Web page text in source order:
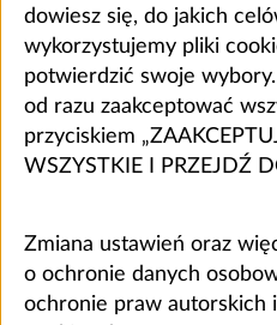
dowiesz się, do jakich
wykorzystujemy pliki
potwierdzić swoje
od razu zaakceptować
przyciskiem
WSZYSTKIE I PRZEJDŹ
Zmiana ustawień oraz
o ochronie danych
ochronie praw autorskich